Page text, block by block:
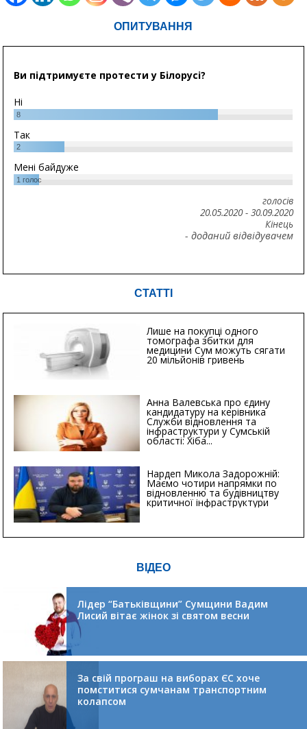
ОПИТУВАННЯ
Ви підтримуєте протести у Білорусі?
Ні
8
Так
2
Мені байдуже
1 голос
голосів
20.05.2020- 30.09.2020
Кінець
- доданий відвідувачем
СТАТТІ
Лише на покупці одного
томографа збитки для
медицини Сум можуть сягати
20 мільйонів гривень
Анна Валевська про єдину
кандидатуру на керівника
Служби відновлення та
інфраструктури у Сумській
області: Хіба...
Нардеп Микола Задорожній:
Маємо чотири напрямки по
відновленню та будівництву
критичної інфраструктури
ВІДЕО
Лідер “Батьківщини” Сумщини Вадим
Лисий вітає жінок зі святом весни
За свій програш на виборах ЄС хоче
помститися сумчанам транспортним
колапсом